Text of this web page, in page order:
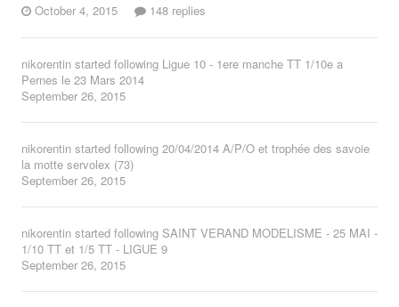
October 4, 2015
148 replies
nikorentin started following Ligue 10 - 1ere manche TT 1/10e a
Pernes le 23 Mars 2014
September 26, 2015
nikorentin started following 20/04/2014 A/P/O et trophée des savoie
la motte servolex (73)
September 26, 2015
nikorentin started following SAINT VERAND MODELISME - 25 MAI -
1/10 TT et 1/5 TT - LIGUE 9
September 26, 2015